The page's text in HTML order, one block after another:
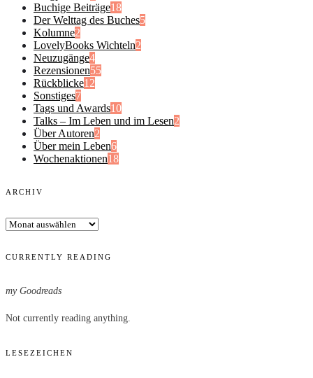
Buchige Beiträge18
Der Welttag des Buches5
Kolumne2
LovelyBooks Wichteln2
Neuzugänge4
Rezensionen55
Rückblicke12
Sonstiges7
Tags und Awards10
Talks – Im Leben und im Lesen2
Über Autoren2
Über mein Leben6
Wochenaktionen18
ARCHIV
Archiv
CURRENTLY READING
my Goodreads
Not currently reading anything.
LESEZEICHEN